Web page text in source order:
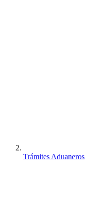
Trámites Aduaneros